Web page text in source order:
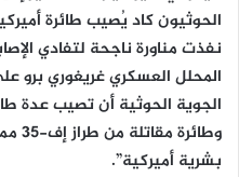
نفذت مناورة ناجحة لتفادي
المحلل العسكري غريغوري برو
بشرية أميركية”.